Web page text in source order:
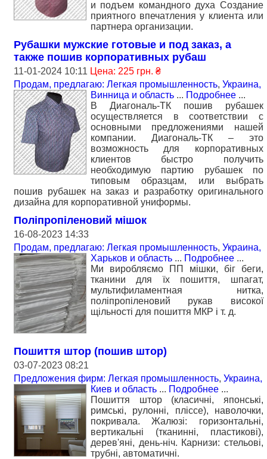
и подъем командного духа Создание
приятного впечатления у клиента или
партнера организации.
Рубашки мужские готовые и под заказ, а
также пошив корпоративных рубаш
11-01-2024 10:11 Цена: 225 грн. ₴
Продам, предлагаю: Легкая промышленность, Украина,
Винница и область ... Подробнее ...
В Диагональ-ТК пошив рубашек
осуществляется в соответствии с
основными предложениями нашей
компании. Диагональ-ТК – это
возможность для корпоративных
клиентов быстро получить
необходимую партию рубашек по
типовым образцам, или выбрать
пошив рубашек на заказ и разработку оригинального
дизайна для корпоративной униформы.
Поліпропіленовий мішок
16-08-2023 14:33
Продам, предлагаю: Легкая промышленность, Украина,
Харьков и область ... Подробнее ...
Ми виробляємо ПП мішки, біг беги,
тканини для їх пошиття, шпагат,
мультифиламентная нитка,
поліпропіленовий рукав високої
щільності для пошиття МКР і т. д.
Пошиття штор (пошив штор)
03-07-2023 08:21
Предложения фирм: Легкая промышленность, Украина,
Киев и область ... Подробнее ...
Пошиття штор (класичні, японські,
римські, рулонні, пліссе), наволочки,
покривала. Жалюзі: горизонтальні,
вертикальні (тканинні, пластикові),
дерев'яні, день-ніч. Карнизи: стельові,
трубні, автоматичні.